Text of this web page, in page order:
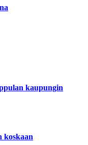
kaupungin
koskaan